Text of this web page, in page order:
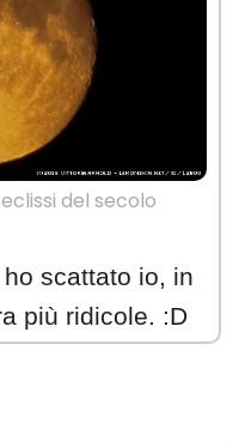
del secolo
scattato io, in
più ridicole. :D